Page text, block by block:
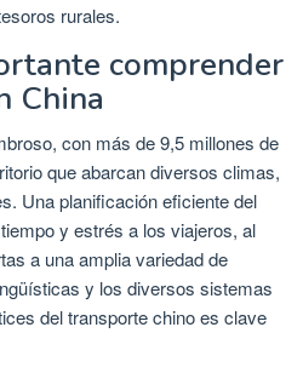
rurales.
comprender
China
con más de 9,5 millones de
que abarcan diversos climas,
Una planificación eficiente del
y estrés a los viajeros, al
a una amplia variedad de
y los diversos sistemas
del transporte chino es clave